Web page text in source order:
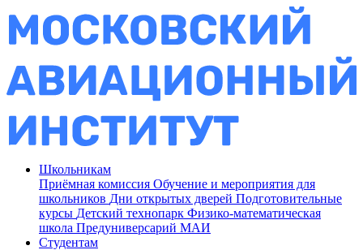
Школьникам
Приёмная комиссия Обучение и мероприятия для
школьников Дни открытых дверей Подготовительные
курсы Детский технопарк Физико-математическая
школа Предуниверсарий МАИ
Студентам